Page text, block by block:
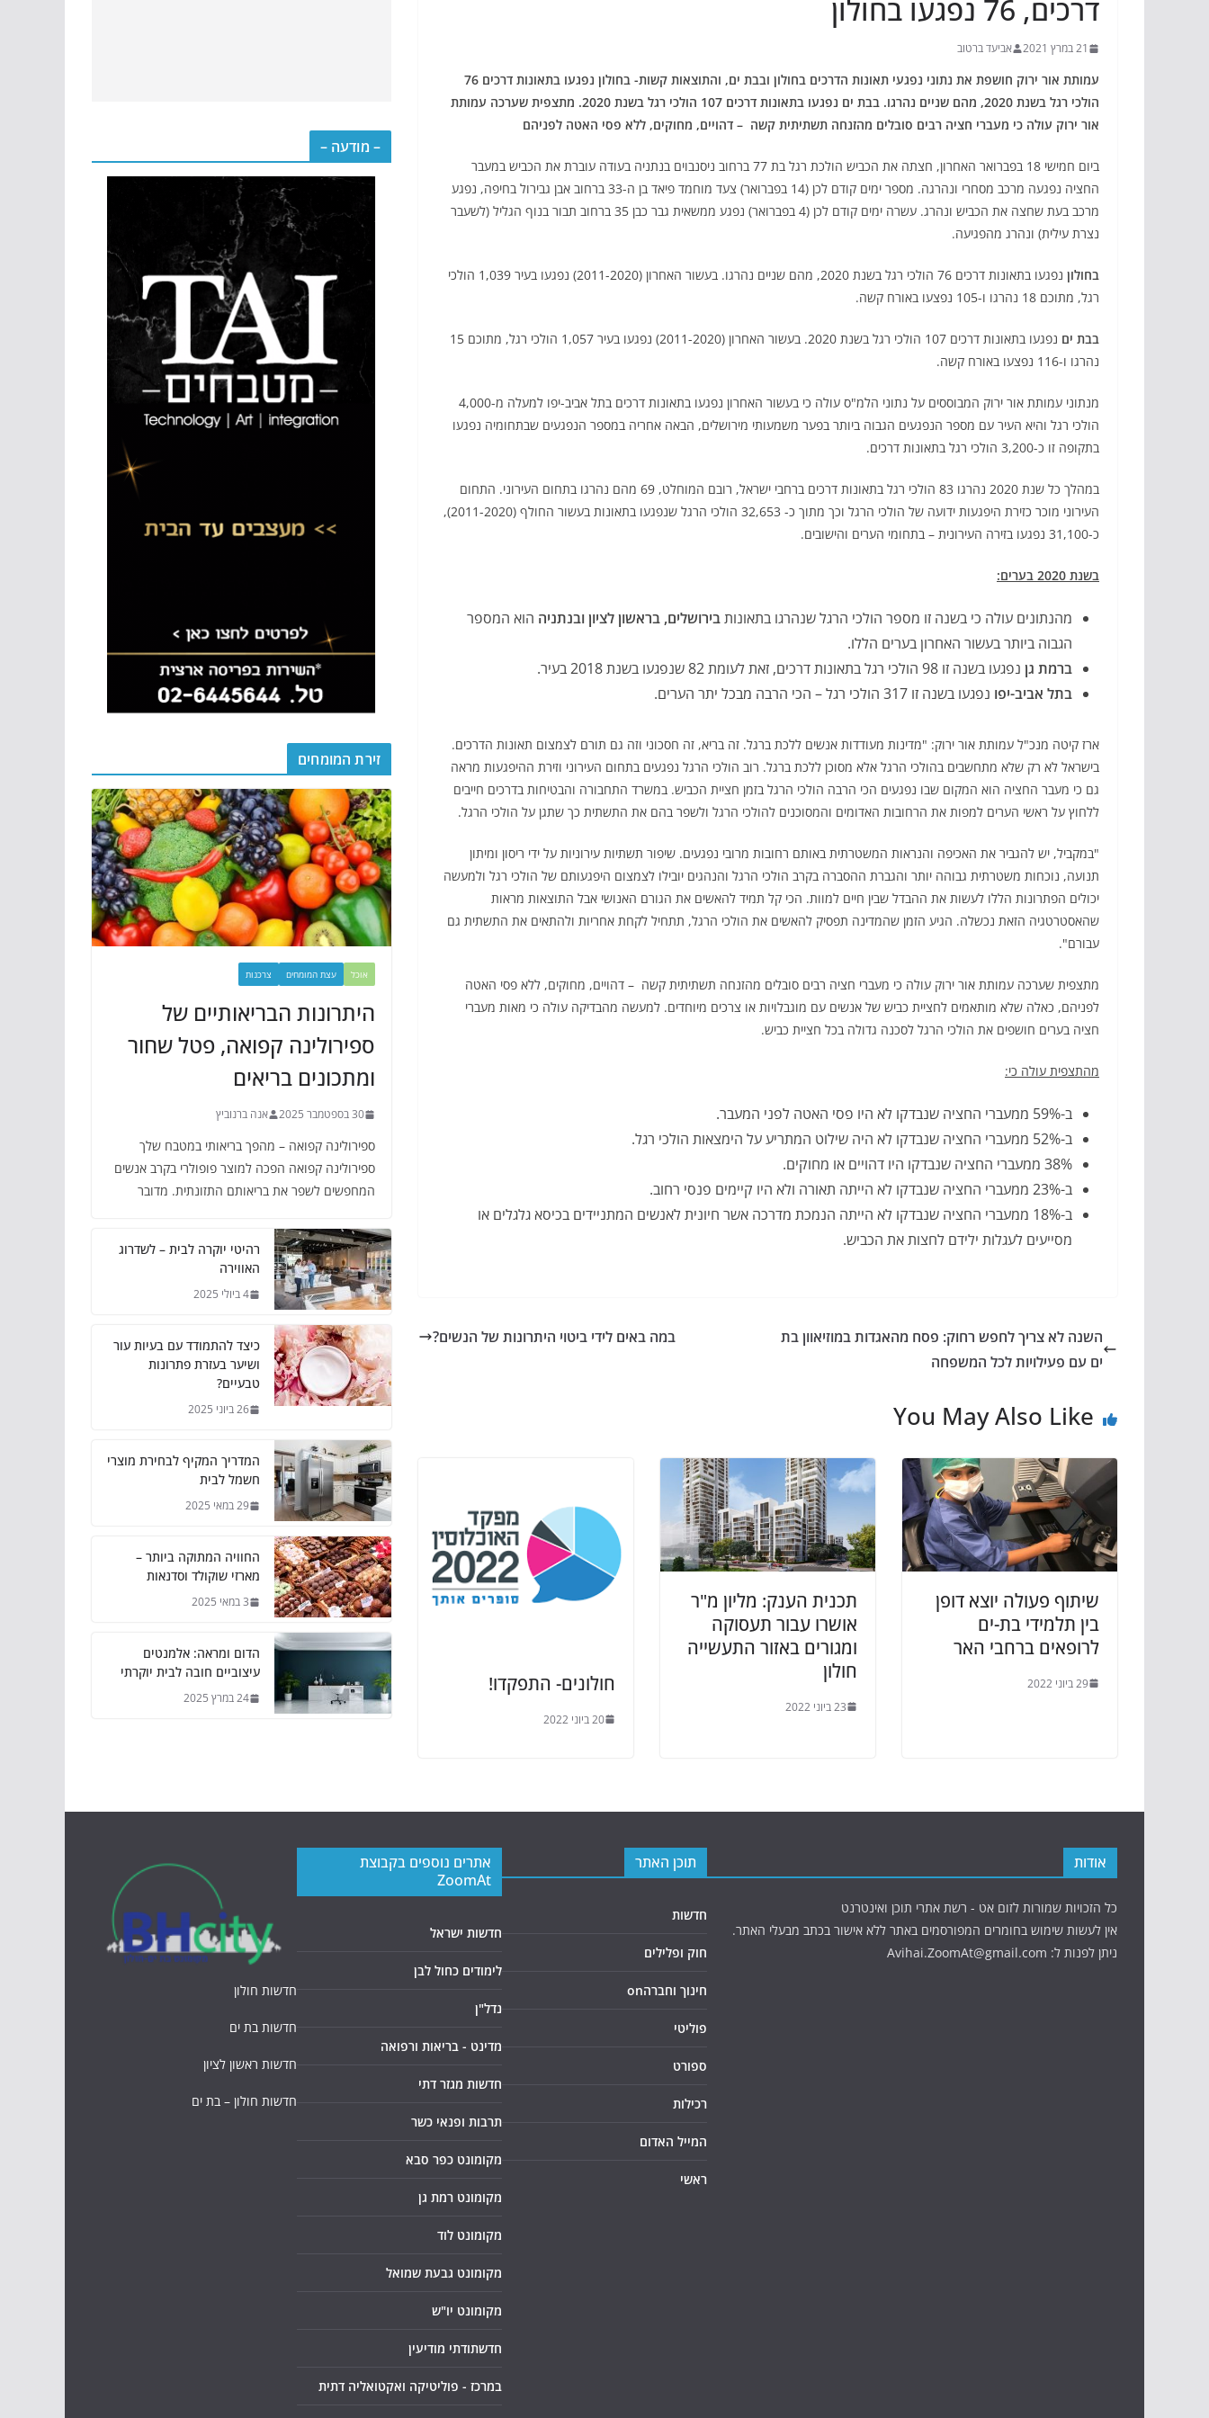
דרכים, 76 נפגעו בחולון
21 במרץ 2021 אביעד ברטוב
עמותת אור ירוק חושפת את נתוני נפגעי תאונות הדרכים בחולון ובבת ים, והתוצאות קשות- בחולון נפגעו בתאונות דרכים 76
הולכי רגל בשנת 2020, מהם שניים נהרגו. בבת ים נפגעו בתאונות דרכים 107 הולכי רגל בשנת 2020. מתצפית שערכה עמותת
אור ירוק עולה כי מעברי חציה רבים סובלים מהזנחה תשתיתית קשה – דהויים, מחוקים, ללא פסי האטה לפניהם
ביום חמישי 18 בפברואר האחרון, חצתה את הכביש הולכת רגל בת 77 ברחוב ניסנבוים בנתניה בעודה עוברת את הכביש במעבר
החציה נפגעה מרכב מסחרי ונהרגה. מספר ימים קודם לכן (14 בפברואר) צעד מוחמד פיאד בן ה-33 ברחוב אבן גבירול בחיפה, נפגע
מרכב בעת שחצה את הכביש ונהרג. עשרה ימים קודם לכן (4 בפברואר) נפגע ממשאית גבר כבן 35 ברחוב תבור בנוף הגליל (לשעבר
נצרת עילית) ונהרג מהפגיעה.
בחולון
נפגעו בתאונות דרכים 76 הולכי רגל בשנת 2020, מהם שניים נהרגו. בעשור האחרון (2011-2020) נפגעו בעיר 1,039 הולכי
רגל, מתוכם 18 נהרגו ו-105 נפצעו באורח קשה.
בבת ים
נפגעו בתאונות דרכים 107 הולכי רגל בשנת 2020. בעשור האחרון (2011-2020) נפגעו בעיר 1,057 הולכי רגל, מתוכם 15
נהרגו ו-116 נפצעו באורח קשה.
מנתוני עמותת אור ירוק המבוססים על נתוני הלמ"ס עולה כי בעשור האחרון נפגעו בתאונות דרכים בתל אביב-יפו למעלה מ-4,000
הולכי רגל והיא העיר עם מספר הנפגעים הגבוה ביותר בפער משמעותי מירושלים, הבאה אחריה במספר הנפגעים שבתחומיה נפגעו
בתקופה זו כ-3,200 הולכי רגל בתאונות דרכים.
במהלך כל שנת 2020 נהרגו 83 הולכי רגל בתאונות דרכים ברחבי ישראל, רובם המוחלט, 69 מהם נהרגו בתחום העירוני. התחום
העירוני מוכר כזירת היפגעות ידועה של הולכי הרגל וכך מתוך כ- 32,653 הולכי הרגל שנפגעו בתאונות בעשור החולף (2011-2020),
כ-31,100 נפגעו בזירה העירונית – בתחומי הערים והישובים.
בשנת 2020 בערים:
מהנתונים עולה כי בשנה זו מספר הולכי הרגל שנהרגו בתאונותבירושלים, בראשון לציון ובנתניה הוא המספר
הגבוה ביותר בעשור האחרון בערים הללו.
ברמת גן נפגעו בשנה זו 98 הולכי רגל בתאונות דרכים, זאת לעומת 82 שנפגעו בשנת 2018 בעיר.
בתל אביב-יפו נפגעו בשנה זו 317 הולכי רגל – הכי הרבה מבכל יתר הערים.
ארז קיטה מנכ"ל עמותת אור ירוק: "מדינות מעודדות אנשים ללכת ברגל. זה בריא, זה חסכוני וזה גם תורם לצמצום תאונות הדרכים.
בישראל לא רק שלא מתחשבים בהולכי הרגל אלא מסוכן ללכת ברגל. רוב הולכי הרגל נפגעים בתחום העירוני וזירת ההיפגעות מראה
גם כי מעבר החציה הוא המקום שבו נפגעים הכי הרבה הולכי הרגל בזמן חציית הכביש. במשרד התחבורה והבטיחות בדרכים חייבים
ללחוץ על ראשי הערים למפות את הרחובות האדומים והמסוכנים להולכי הרגל ולשפר בהם את התשתית כך שתגן על הולכי הרגל.
"במקביל, יש להגביר את האכיפה והנראות המשטרתית באותם רחובות מרובי נפגעים. שיפור תשתיות עירוניות על ידי ריסון ומיתון
תנועה, נוכחות משטרתית גבוהה יותר והגברת ההסברה בקרב הולכי הרגל והנהגים יובילו לצמצום היפגעותם של הולכי רגל ולמעשה
יכולים הפתרונות הללו לעשות את ההבדל שבין חיים למוות. הכי קל תמיד להאשים את הגורם האנושי אבל התוצאות מראות
שהאסטרטגיה הזאת נכשלה. הגיע הזמן שהמדינה תפסיק להאשים את הולכי הרגל, תתחיל לקחת אחריות ולהתאים את התשתית גם
עבורם".
מתצפית שערכה עמותת אור ירוק עולה כי מעברי חציה רבים סובלים מהזנחה תשתיתית קשה – דהויים, מחוקים, ללא פסי האטה
לפניהם, כאלה שלא מותאמים לחציית כביש של אנשים עם מוגבלויות או צרכים מיוחדים. למעשה מהבדיקה עולה כי מאות מעברי
חציה בערים חושפים את הולכי הרגל לסכנה גדולה בכל חציית כביש.
מהתצפית עולה כי:
ב-59% ממעברי החציה שנבדקו לא היו פסי האטה לפני המעבר.
ב-52% ממעברי החציה שנבדקו לא היה שילוט המתריע על הימצאות הולכי רגל.
38% ממעברי החציה שנבדקו היו דהויים או מחוקים.
ב-23% ממעברי החציה שנבדקו לא הייתה תאורה ולא היו קיימים פנסי רחוב.
ב-18% ממעברי החציה שנבדקו לא הייתה הנמכת מדרכה אשר חיונית לאנשים המתניידים בכיסא גלגלים או
מסייעים לעגלות ילידם לחצות את הכביש.
השנה לא צריך לחפש רחוק: פסח מהאגדות במוזיאוון בת
ים עם פעילויות לכל המשפחה
במה באים לידי ביטוי היתרונות של הנשים?
You May Also Like
שיתוף פעולה יוצא דופן
בין תלמידי בת-ים
לרופאים ברחבי האר
29 ביוני 2022
תכנית הענק: מליון מ"ר
אושרו עבור תעסוקה
ומגורים באזור התעשייה
חולון
23 ביוני 2022
חולונים- התפקדו!
20 ביוני 2022
– מודעה –
זירת המומחים
אוכל עצת המומחים צרכנות
היתרונות הבריאותיים של
ספירולינה קפואה, פטל שחור
ומתכונים בריאים
30 בספטמבר 2025 אנה ברנוביץ
ספירולינה קפואה – מהפך בריאותי במטבח שלך
ספירולינה קפואה הפכה למוצר פופולרי בקרב אנשים
המחפשים לשפר את בריאותם התזונתית. מדובר
רהיטי יוקרה לבית – לשדרוג
האווירה
4 ביולי 2025
כיצד להתמודד עם בעיות עור
ושיער בעזרת פתרונות
טבעיים?
26 ביוני 2025
המדריך המקיף לבחירת מוצרי
חשמל לבית
29 במאי 2025
החוויה המתוקה ביותר –
מארזי שוקולד וסדנאות
3 במאי 2025
הדום ומראה: אלמנטים
עיצוביים חובה לבית יוקרתי
24 במרץ 2025
אודות
כל הזכויות שמורות לזום אט - רשת אתרי תוכן ואינטרנט
אין לעשות שימוש בחומרים המפורסמים באתר ללא אישור בכתב מבעלי האתר.
ניתן לפנות ל: Avihai.ZoomAt@gmail.com
תוכן האתר
חדשות
חוק ופלילים
חינוך וחברהon
פוליטי
ספורט
רכילות
המייל האדום
ראשי
אתרים נוספים בקבוצת
ZoomAt
חדשות ישראל
לימודים כחול לבן
נדל"ן
מדינט - בריאות ורפואה
חדשות מגזר דתי
תרבות ופנאי כשר
מקומונט כפר סבא
מקומונט רמת גן
מקומונט לוד
מקומונט גבעת שמואל
מקומונט יו"ש
חדשתודתי מודיעין
במרכז - פוליטיקה ואקטואליה דתית
חדשות חולון
חדשות בת ים
חדשות ראשון לציון
חדשות חולון – בת ים